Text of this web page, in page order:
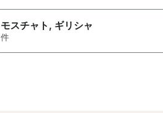
モスチャト , ギリシャ
件